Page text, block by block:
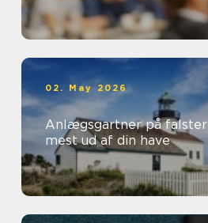
02. May 2026
Anlægsgartner på falster sådan får du
mest ud af din have